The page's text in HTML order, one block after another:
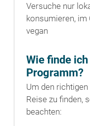
Versuche nur
konsumieren,
vegan
Wie finde
Programm?
Um den
Reise zu finden,
beachten: